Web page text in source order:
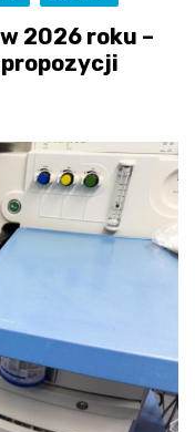
2026 roku –
propozycji